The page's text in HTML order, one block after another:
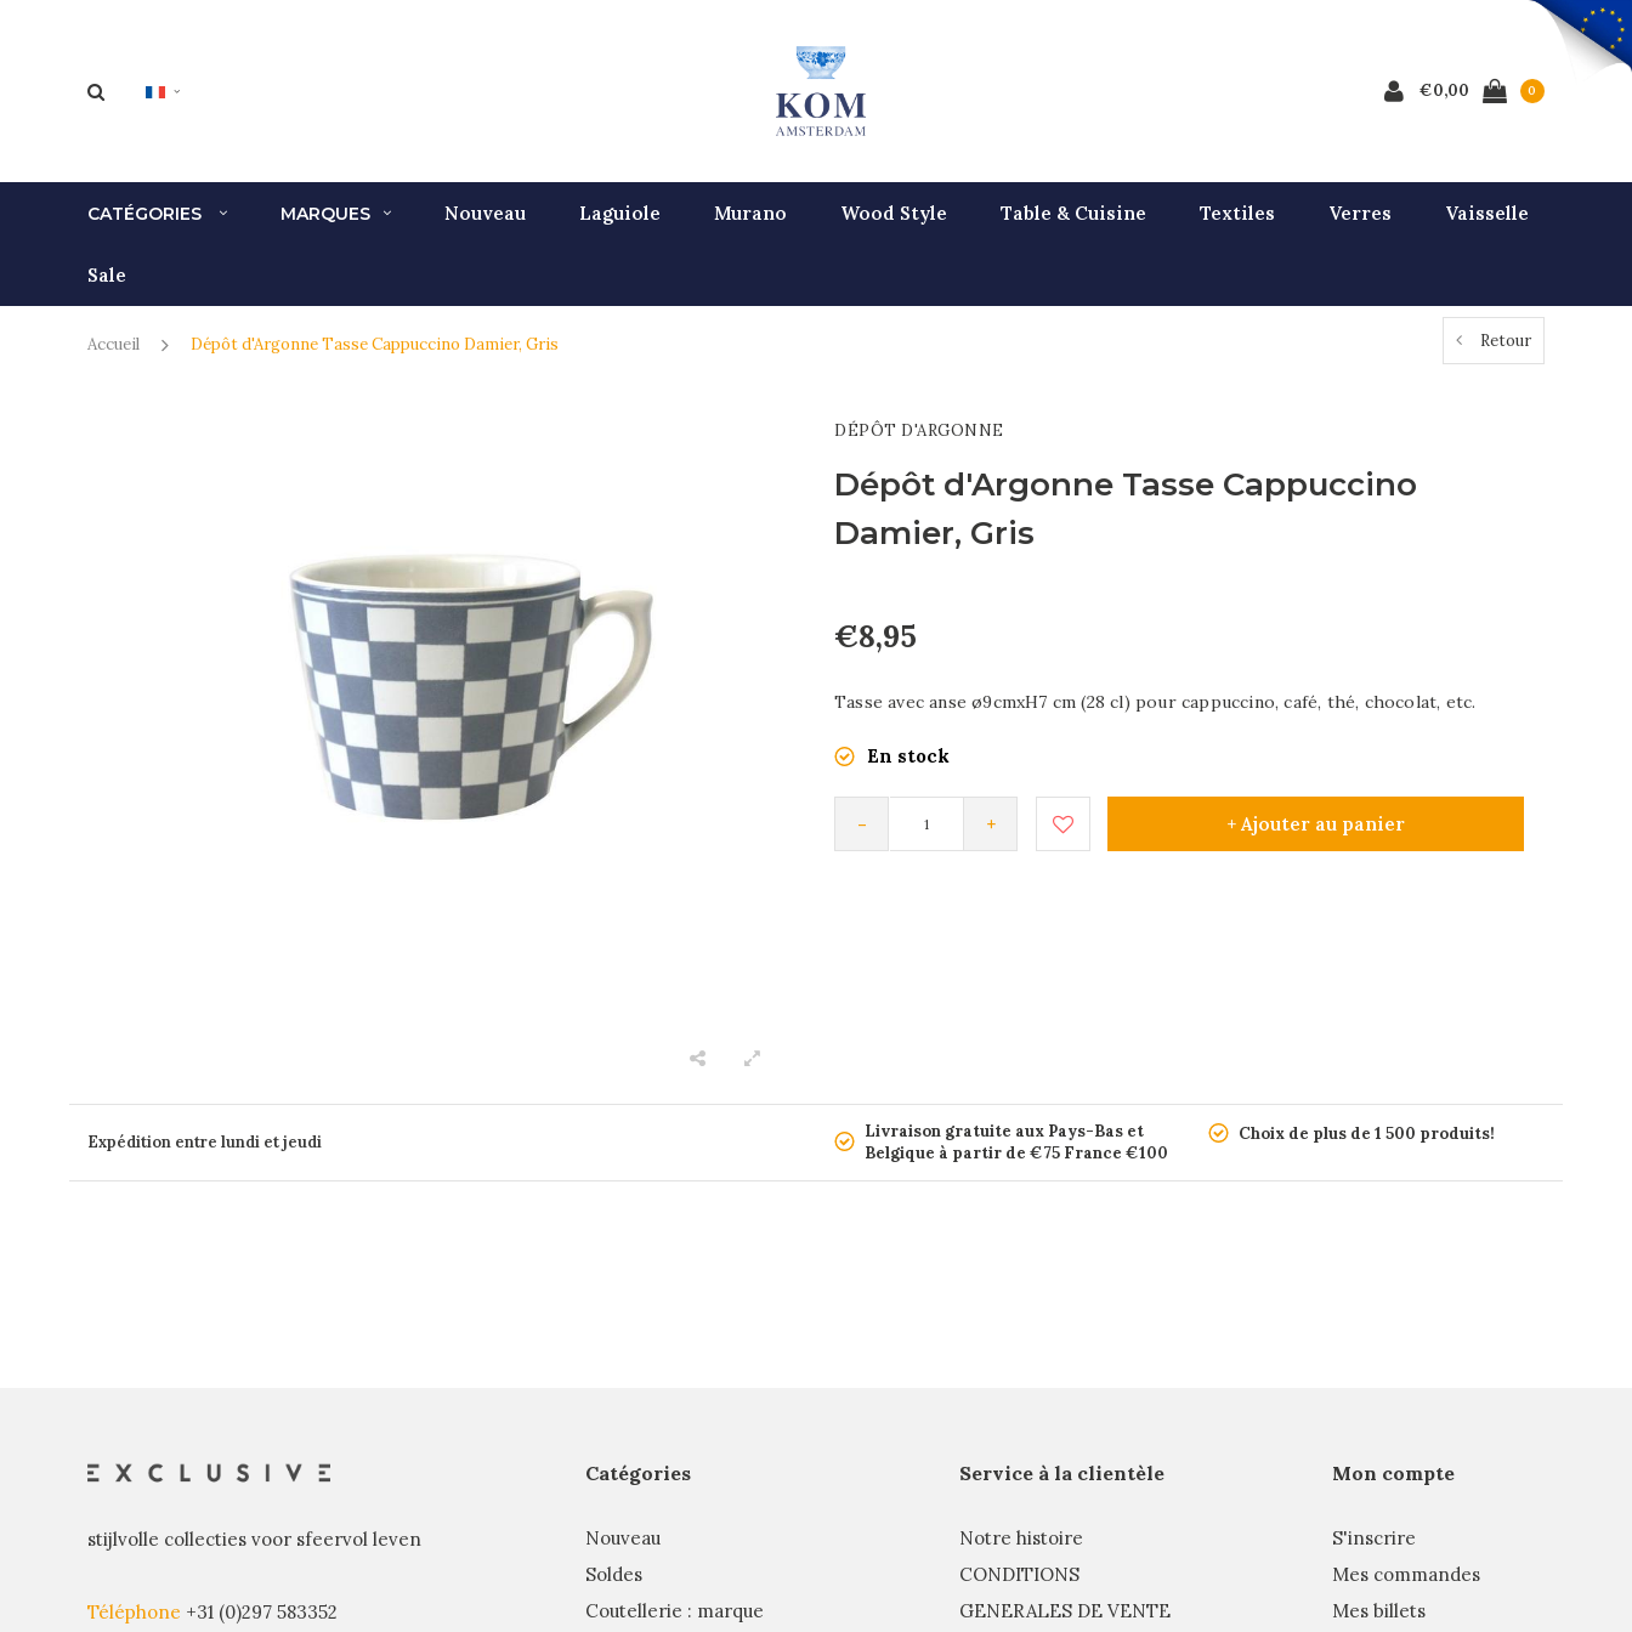
€0,00 0
CATÉGORIES MARQUES Nouveau Laguiole Murano Wood Style Table & Cuisine Textiles Verres Vaisselle
Sale
Accueil Dépôt d'Argonne Tasse Cappuccino Damier, Gris Retour
DÉPÔT D'ARGONNE
Dépôt d'Argonne Tasse Cappuccino
Damier, Gris
€8,95
Tasse avec anse ø9cmxH7 cm (28 cl) pour cappuccino, café, thé, chocolat, etc.
En stock
- + + Ajouter au panier
Expédition entre lundi et jeudi
Livraison gratuite aux Pays-Bas et
Belgique à partir de €75 France €100
Choix de plus de 1 500 produits!
stijlvolle collecties voor sfeervol leven
Téléphone +31 (0)297 583352
Catégories
Nouveau
Soldes
Coutellerie : marque
Service à la clientèle
Notre histoire
CONDITIONS
GENERALES DE VENTE
Mon compte
S'inscrire
Mes commandes
Mes billets